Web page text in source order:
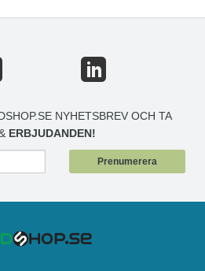
NYHETSBREV OCH TA
ERBJUDANDEN!
Prenumerera